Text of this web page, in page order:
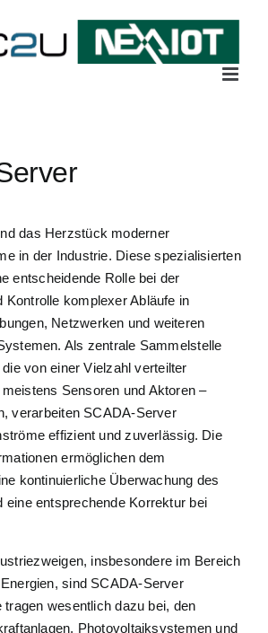
das Herzstück moderner
in der Industrie. Diese spezialisierten
entscheidende Rolle bei der
Kontrolle komplexer Abläufe in
Netzwerken und weiteren
Als zentrale Sammelstelle
von einer Vielzahl verteilter
Sensoren und Aktoren –
verarbeiten SCADA-Server
effizient und zuverlässig. Die
ermöglichen dem
kontinuierliche Überwachung des
eine entsprechende Korrektur bei
insbesondere im Bereich
sind SCADA-Server
tragen wesentlich dazu bei, den
Photovoltaiksystemen und